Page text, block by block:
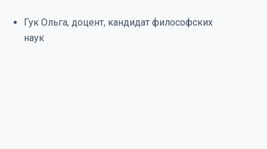
Гук Ольга, доцент, кандидат философских
наук